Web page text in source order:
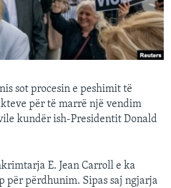
sot procesin e peshimit të
për të marrë një vendim
kundër ish-Presidentit Donald
E. Jean Carroll e ka
për përdhunim. Sipas saj ngjarja